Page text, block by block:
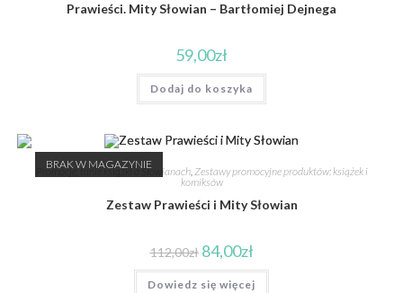
Prawieści. Mity Słowian – Bartłomiej Dejnega
59,00zł
Dodaj do koszyka
BRAK W MAGAZYNIE
Promocje, tanie książki o Słowianach,Zestawy promocyjne produktów: książek i
komiksów
Zestaw Prawieści i Mity Słowian
112,00zł 84,00zł
Dowiedz się więcej